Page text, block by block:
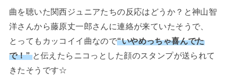
曲を聴いた関西ジュニアたちの反応はどうか？と神山智
洋さんから藤原丈一郎さんに連絡が来ていたそうで、
とってもカッコイイ曲なので“いやめっちゃ喜んでた
で！”と伝えたらニコっとした顔のスタンプが送られて
きたそうです☆